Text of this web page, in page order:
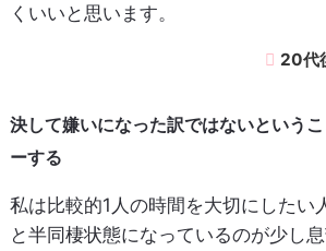
くいいと思います。
20代
決して嫌いになった訳ではないという
ーする
私は比較的1人の時間を大切にしたい
と半同棲状態になっているのが少し